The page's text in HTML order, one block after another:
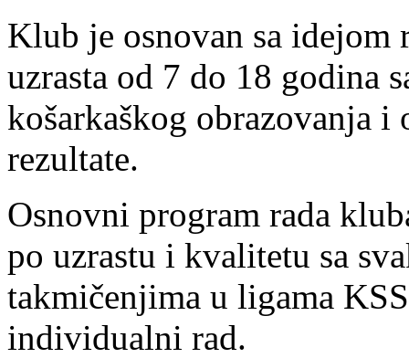
Klub je osnovan sa idejom
uzrasta od 7 do 18 godina
košarkaškog obrazovanja i
rezultate.
Osnovni program rada
po uzrastu i kvalitetu sa
takmičenjima u ligama
individualni rad.